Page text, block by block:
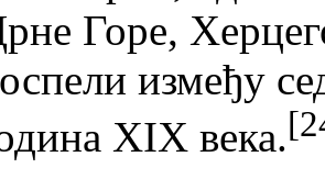
Горе,
између
XIX века.